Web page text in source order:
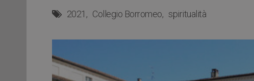
2021 Collegio Borromeo spiritualità